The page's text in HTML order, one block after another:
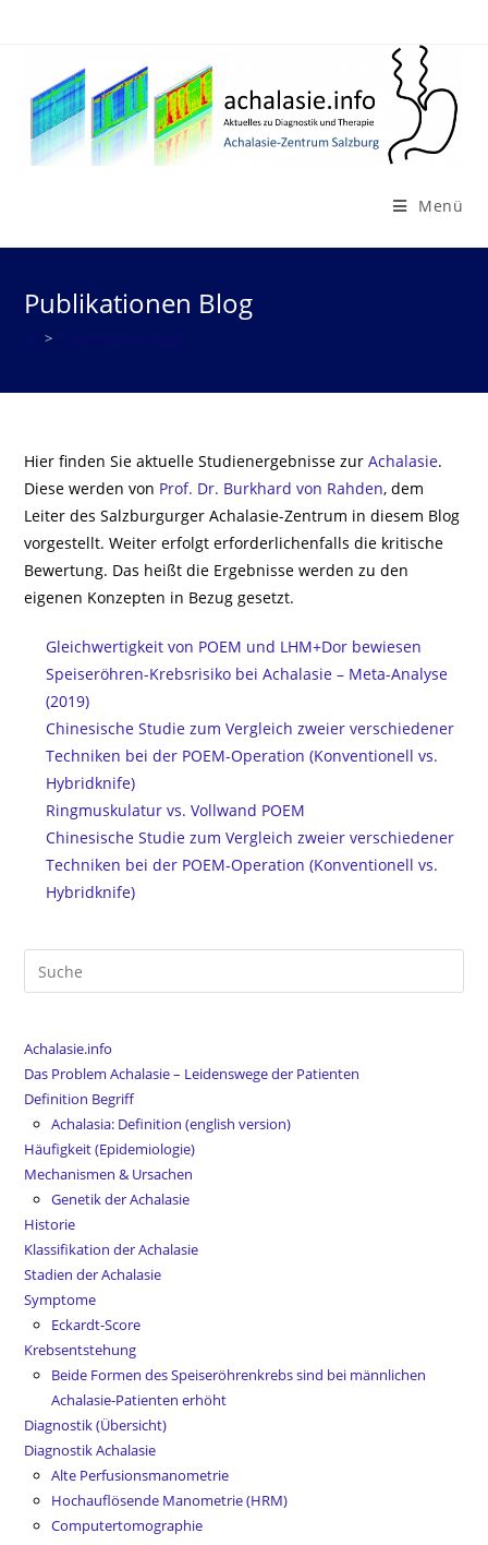
Menü
Publikationen Blog
>
Hier finden Sie aktuelle Studienergebnisse zurAchalasie.
Diese werden von Prof. Dr. Burkhard von Rahden, dem
Leiter des Salzburgurger Achalasie-Zentrum in diesem Blog
vorgestellt. Weiter erfolgt erforderlichenfalls die kritische
Bewertung. Das heißt die Ergebnisse werden zu den
eigenen Konzepten in Bezug gesetzt.
Gleichwertigkeit von POEM und LHM+Dor bewiesen
Speiseröhren-Krebsrisiko bei Achalasie – Meta-Analyse
(2019)
Chinesische Studie zum Vergleich zweier verschiedener
Techniken bei der POEM-Operation (Konventionell vs.
Hybridknife)
Ringmuskulatur vs. Vollwand POEM
Chinesische Studie zum Vergleich zweier verschiedener
Techniken bei der POEM-Operation (Konventionell vs.
Hybridknife)
Achalasie.info
Das Problem Achalasie – Leidenswege der Patienten
Definition Begriff
Achalasia: Definition (english version)
Häufigkeit (Epidemiologie)
Mechanismen & Ursachen
Genetik der Achalasie
Historie
Klassifikation der Achalasie
Stadien der Achalasie
Symptome
Eckardt-Score
Krebsentstehung
Beide Formen des Speiseröhrenkrebs sind bei männlichen
Achalasie-Patienten erhöht
Diagnostik (Übersicht)
Diagnostik Achalasie
Alte Perfusionsmanometrie
Hochauflösende Manometrie (HRM)
Computertomographie